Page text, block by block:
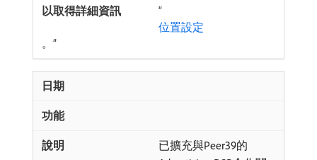
“
位置設定
。”
已擴充與Peer39的